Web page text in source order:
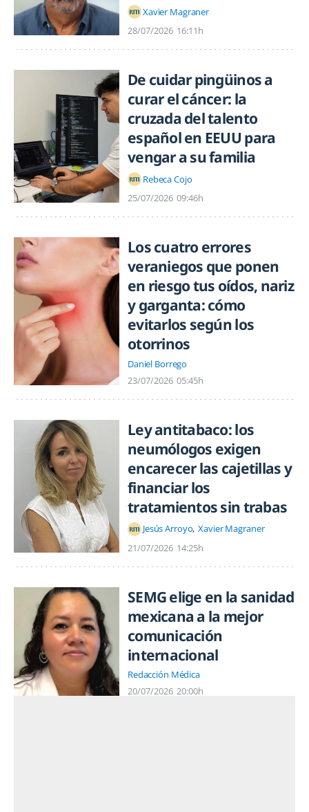
Xavier Magraner
28/07/2026 16:11h
De cuidar pingüinos a
curar el cáncer: la
cruzada del talento
español en EEUU para
vengar a su familia
Rebeca Cojo
25/07/2026 09:46h
Los cuatro errores
veraniegos que ponen
en riesgo tus oídos, nariz
y garganta: cómo
evitarlos según los
otorrinos
Daniel Borrego
23/07/2026 05:45h
Ley antitabaco: los
neumólogos exigen
encarecer las cajetillas y
financiar los
tratamientos sin trabas
Jesús Arroyo Xavier Magraner
21/07/2026 14:25h
SEMG elige en la sanidad
mexicana a la mejor
comunicación
internacional
Redacción Médica
20/07/2026 20:00h